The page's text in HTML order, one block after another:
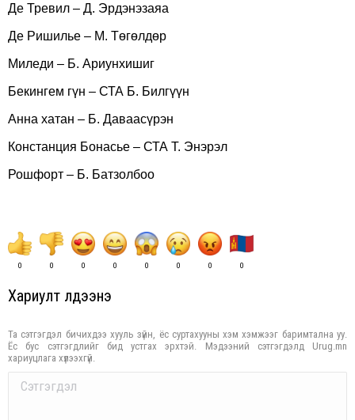
Де Тревил – Д. Эрдэнэзаяа
Де Ришилье – М. Төгөлдөр
Миледи – Б. Ариунхишиг
Бекингем гүн – СТА Б. Билгүүн
Анна хатан – Б. Даваасүрэн
Констанция Бонасье – СТА Т. Энэрэл
Рошфорт – Б. Батзолбоо
0 0 0 0 0 0 0 0
Хариулт үлдээнэ үү
Та сэтгэгдэл бичихдээ хууль зүйн, ёс суртахууны хэм хэмжээг баримтална уу.
Ёс бус сэтгэгдлийг бид устгах эрхтэй. Мэдээний сэтгэгдэлд Urug.mn
хариуцлага хүлээхгүй.
Comment